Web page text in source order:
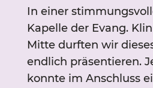
In einer
Kapelle der Evang.
Mitte durften wir
endlich präsentieren.
konnte im Anschluss